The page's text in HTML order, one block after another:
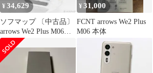
¥34,629
ソフマップ 〔中古品〕
arrows We2 Plus M06
256GB スレートグレイ
M06 楽天 SIMフリー
【377】
¥31,000
FCNT arrows We2 Plus
M06 本体